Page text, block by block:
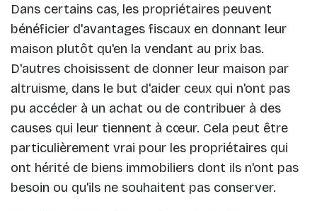
Dans certains cas, les propriétaires peuvent
bénéficier d'avantages fiscaux en donnant leur
maison plutôt qu'en la vendant au prix bas.
D'autres choisissent de donner leur maison par
altruisme, dans le but d'aider ceux qui n'ont pas
pu accéder à un achat ou de contribuer à des
causes qui leur tiennent à cœur. Cela peut être
particulièrement vrai pour les propriétaires qui
ont hérité de biens immobiliers dont ils n'ont pas
besoin ou qu'ils ne souhaitent pas conserver.